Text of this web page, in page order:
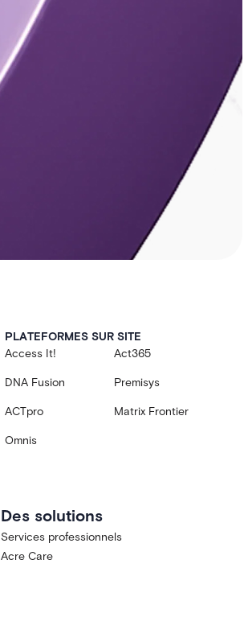
PLATEFORMES SUR SITE
Access It!
Act365
DNA Fusion Premisys
ACTpro Matrix Frontier
Omnis
Des solutions
Services professionnels
Acre Care